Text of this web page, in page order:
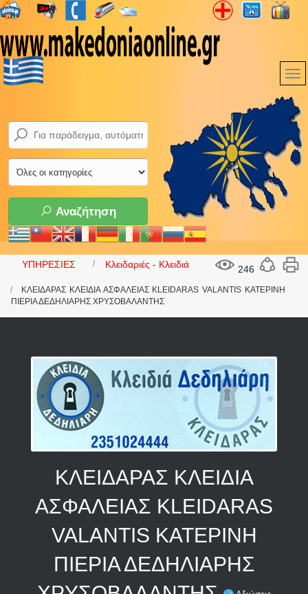
Αναζήτηση
246
ΥΠΗΡΕΣΙΕΣ Κλειδαριές - Κλειδιά
ΚΛΕΙΔΑΡΑΣ ΚΛΕΙΔΙΑ ΑΣΦΑΛΕΙΑΣ KLEIDARAS VALANTIS ΚΑΤΕΡΙΝΗ
ΠΙΕΡΙΑ ΔΕΔΗΛΙΑΡΗΣ ΧΡΥΣΟΒΑΛΑΝΤΗΣ
ΚΛΕΙΔΑΡΑΣ ΚΛΕΙΔΙΑ
ΑΣΦΑΛΕΙΑΣ KLEIDARAS
VALANTIS ΚΑΤΕΡΙΝΗ
ΠΙΕΡΙΑ ΔΕΔΗΛΙΑΡΗΣ